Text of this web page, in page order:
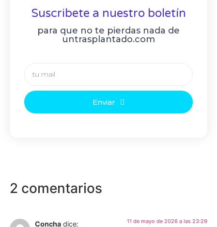
Suscribete a nuestro boletín
para que no te pierdas nada de
untrasplantado.com
Enviar
2 comentarios
Concha dice: 11 de mayo de 2026 a las 23:29